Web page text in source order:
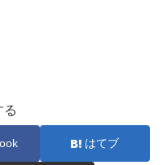
る
はてブ